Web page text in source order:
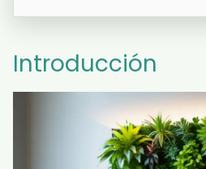
Introducción